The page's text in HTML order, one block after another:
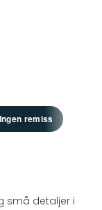
Ingen remiss
små detaljer i